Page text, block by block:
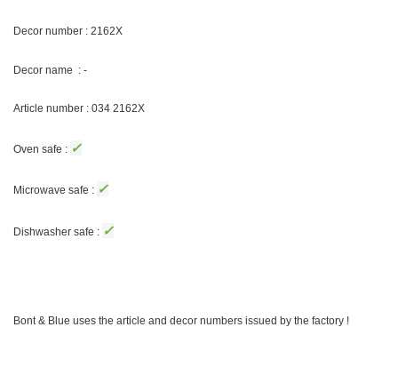
Decor number : 2162X
Decor name : -
Article number : 034 2162X
Oven safe : ✓
Microwave safe : ✓
Dishwasher safe : ✓
Bont & Blue uses the article and decor numbers issued by the factory !